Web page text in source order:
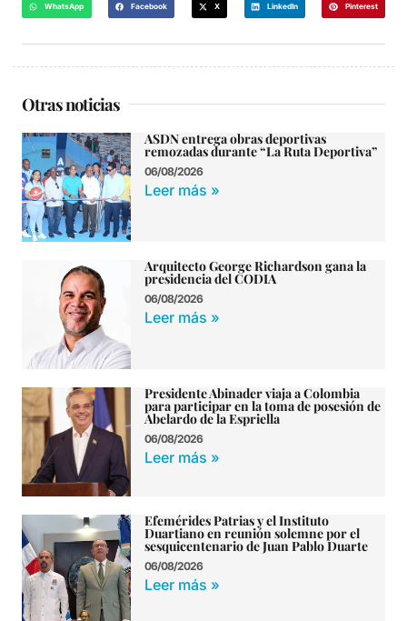
WhatsApp Facebook X LinkedIn Pinterest
Otras noticias
ASDN entrega obras deportivas
remozadas durante “La Ruta Deportiva”
06/08/2026
Leer más »
Arquitecto George Richardson gana la
presidencia del CODIA
06/08/2026
Leer más »
Presidente Abinader viaja a Colombia
para participar en la toma de posesión de
Abelardo de la Espriella
06/08/2026
Leer más »
Efemérides Patrias y el Instituto
Duartiano en reunión solemne por el
sesquicentenario de Juan Pablo Duarte
06/08/2026
Leer más »